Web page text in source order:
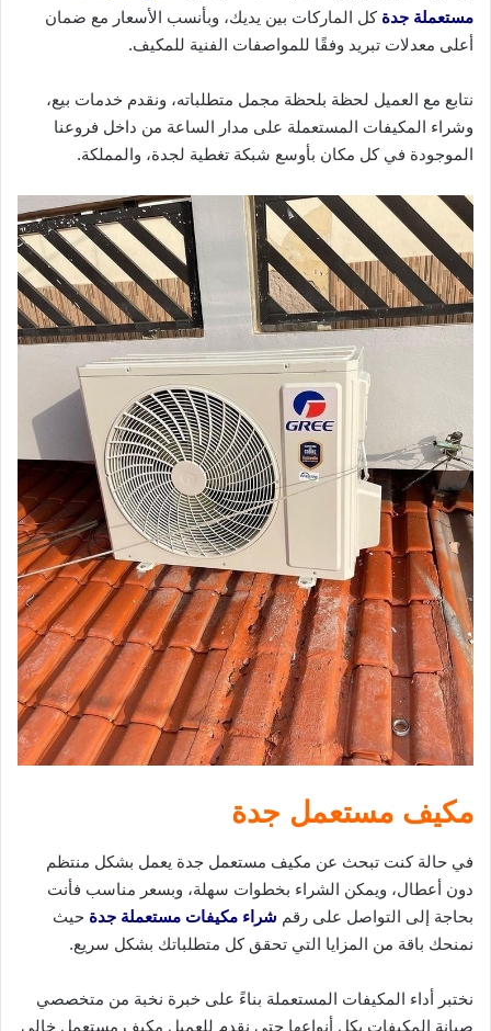
مستعملة جدة كل الماركات بين يديك، وبأنسب الأسعار مع ضمان
أعلى معدلات تبريد وفقًا للمواصفات الفنية للمكيف.
نتابع مع العميل لحظة بلحظة مجمل متطلباته، ونقدم خدمات بيع،
وشراء المكيفات المستعملة على مدار الساعة من داخل فروعنا
الموجودة في كل مكان بأوسع شبكة تغطية لجدة، والمملكة.
مكيف مستعمل جدة
في حالة كنت تبحث عن مكيف مستعمل جدة يعمل بشكل منتظم
دون أعطال، ويمكن الشراء بخطوات سهلة، وبسعر مناسب فأنت
بحاجة إلى التواصل على رقم شراء مكيفات مستعملة جدة حيث
نمنحك باقة من المزايا التي تحقق كل متطلباتك بشكل سريع.
نختبر أداء المكيفات المستعملة بناءً على خبرة نخبة من متخصصي
صيانة المكيفات بكل أنواعها حتى نقدم للعميل مكيف مستعمل خالي